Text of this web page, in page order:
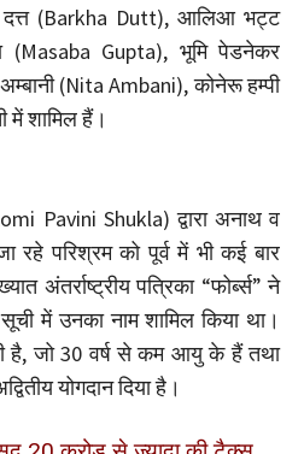
दत्त (Barkha Dutt), आलिआ भट्ट
(Masaba Gupta), भूमि पेडनेकर
(Nita Ambani), कोनेरू हम्पी
शामिल हैं।
Pavini Shukla) द्वारा अनाथ व
रहे परिश्रम को पूर्व में भी कई बार
अंतर्राष्ट्रीय पत्रिका “फोर्ब्स” ने
में उनका नाम शामिल किया था।
है, जो 30 वर्ष से कम आयु के हैं तथा
योगदान दिया है।